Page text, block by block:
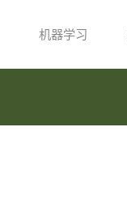
机器学习